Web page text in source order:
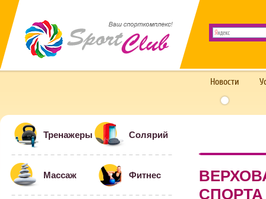
Новости
Тренажеры Солярий
Массаж Фитнес
СПОРТА